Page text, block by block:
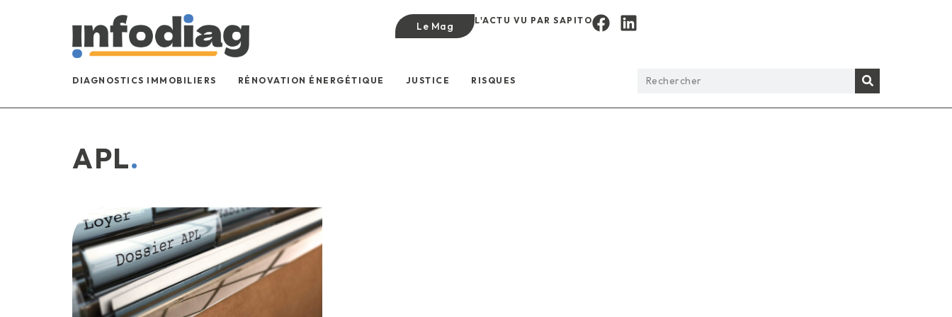
Le Mag L'ACTU VU PAR SAPITO
DIAGNOSTICS IMMOBILIERS RÉNOVATION ÉNERGÉTIQUE JUSTICE RISQUES
APL.